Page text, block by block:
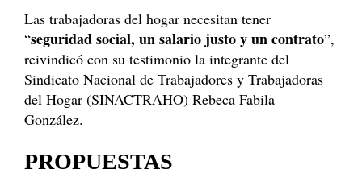
Las trabajadoras del hogar necesitan tener
“seguridad social, un salario justo y un contrato”,
reivindicó con su testimonio la integrante del
Sindicato Nacional de Trabajadores y Trabajadoras
del Hogar (SINACTRAHO) Rebeca Fabila
González.
PROPUESTAS